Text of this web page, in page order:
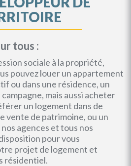
tous :
sociale à la propriété,
pouvez louer un appartement
ou dans une résidence, un
mais aussi acheter
un logement dans de
vente de patrimoine, ou un
agences et tous nos
pour vous
projet de logement et
résidentiel.